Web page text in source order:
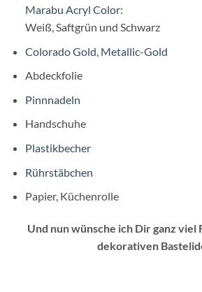
Marabu Acryl Color:
Weiß, Saftgrün und Schwarz
Colorado Gold, Metallic-Gold
Abdeckfolie
Pinnnadeln
Handschuhe
Plastikbecher
Rührstäbchen
Papier, Küchenrolle
Und nun wünsche ich Dir ganz viel
dekorativen